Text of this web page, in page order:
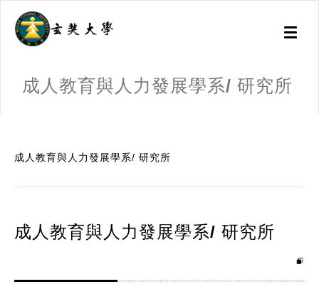
Toggle
成人教育與人力發展學系/ 研究所
成人教育與人力發展學系/ 研究所
成人教育與人力發展學系/ 研究所